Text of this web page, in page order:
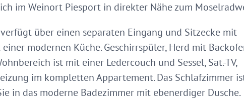
im Weinort Piesport in direkter Nähe zum
über einen separaten Eingang und Sitzecke mit
modernen Küche. Geschirrspüler, Herd mit
ist mit einer Ledercouch und Sessel, Sat.-TV,
im kompletten Appartement. Das Schlafzimmer
in das moderne Badezimmer mit ebenerdiger Dusche.